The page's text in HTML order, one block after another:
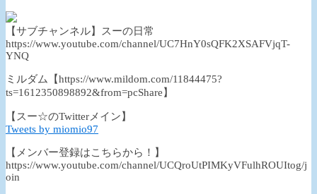
【サブチャンネル】スーの日常
https://www.youtube.com/channel/UC7HnY0sQFK2XSAFVjqT-
YNQ
ミルダム【https://www.mildom.com/11844475?
ts=1612350898892&from=pcShare】
【スー☆のTwitterメイン】
Tweets by miomio97
【メンバー登録はこちらから！】
https://www.youtube.com/channel/UCQroUtPIMKyVFulhROUItog/j
oin